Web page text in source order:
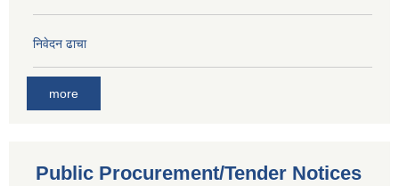
निवेदन ढाचा
more
Public Procurement/Tender Notices